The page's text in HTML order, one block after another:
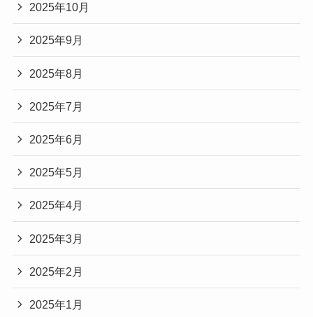
2025年10月
2025年9月
2025年8月
2025年7月
2025年6月
2025年5月
2025年4月
2025年3月
2025年2月
2025年1月